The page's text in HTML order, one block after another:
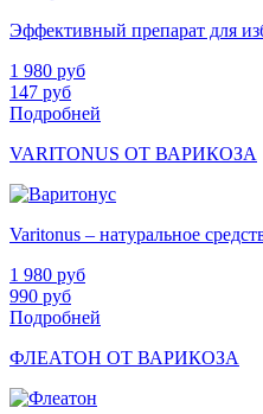
Эффективный препарат для
1 980 руб
147 руб
Подробней
VARITONUS ОТ ВАРИКОЗА
Varitonus – натуральное
1 980 руб
990 руб
Подробней
ФЛЕАТОН ОТ ВАРИКОЗА